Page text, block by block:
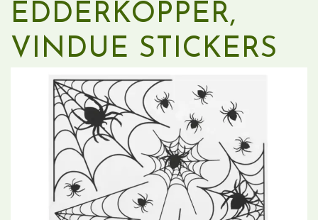
EDDERKOPPER,
VINDUE STICKERS